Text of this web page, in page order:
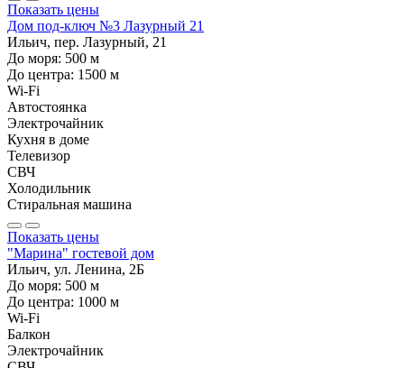
Показать цены
Дом под-ключ №3 Лазурный 21
Ильич, пер. Лазурный, 21
До моря: 500 м
До центра: 1500 м
Wi-Fi
Автостоянка
Электрочайник
Кухня в доме
Телевизор
СВЧ
Холодильник
Стиральная машина
Показать цены
"Марина" гостевой дом
Ильич, ул. Ленина, 2Б
До моря: 500 м
До центра: 1000 м
Wi-Fi
Балкон
Электрочайник